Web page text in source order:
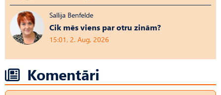
Sallija Benfelde
Cik mēs viens par otru zinām?
15:01, 2. Aug, 2026
Komentāri